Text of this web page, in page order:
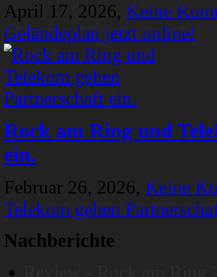
April 17, 2026, Keine
Geländeplan jetzt online!
Rock am Ring und
ein.
Februar 26, 2026, Keine
Telekom gehen
Nachberichte